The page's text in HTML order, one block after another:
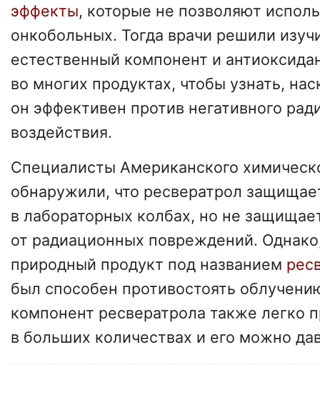
эффекты, которые не позволяют
онкобольных. Тогда врачи решили
естественный компонент и
во многих продуктах, чтобы узнать,
он эффективен против негативного
воздействия.
Специалисты Американского
обнаружили, что ресвератрол
в лабораторных колбах, но не
от радиационных повреждений.
природный продукт под названием
был способен противостоять
компонент ресвератрола также легко
в больших количествах и его можно